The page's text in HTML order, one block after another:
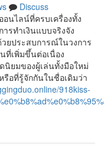
Discuss
นไลน์ที่ครบเครื่องทั้ง
รทำเงินแบบจริงจัง
ยประสบการณ์ในวงการ
ที่เพิ่มขึ้นต่อเนื่อง
นิยมของผู้เล่นทั้งมือใหม่
รือที่รู้จักกันในชื่อเดิมว่า
918kiss-